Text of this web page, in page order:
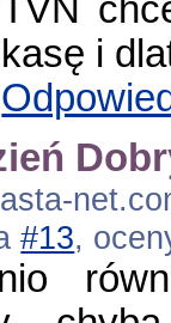
TVN
kasę i
#13,